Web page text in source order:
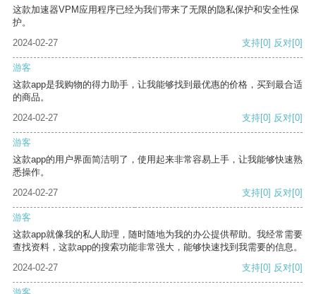
这款加速器VPM应用程序已经为我们带来了无限的隐私保护和安全性保
护。
2024-02-27
支持[0] 反对[0]
游客
这款app是我购物的得力助手，让我能够找到最优惠的价格，买到最合适
的商品。
2024-02-27
支持[0] 反对[0]
游客
这款app的用户界面简洁明了，使用起来非常容易上手，让我能够快速熟
悉操作。
2024-02-27
支持[0] 反对[0]
游客
这款app就像我的私人助理，随时随地为我的办公提供帮助。我经常需要
查找资料，这款app的搜索功能非常强大，能够快速找到我需要的信息。
2024-02-27
支持[0] 反对[0]